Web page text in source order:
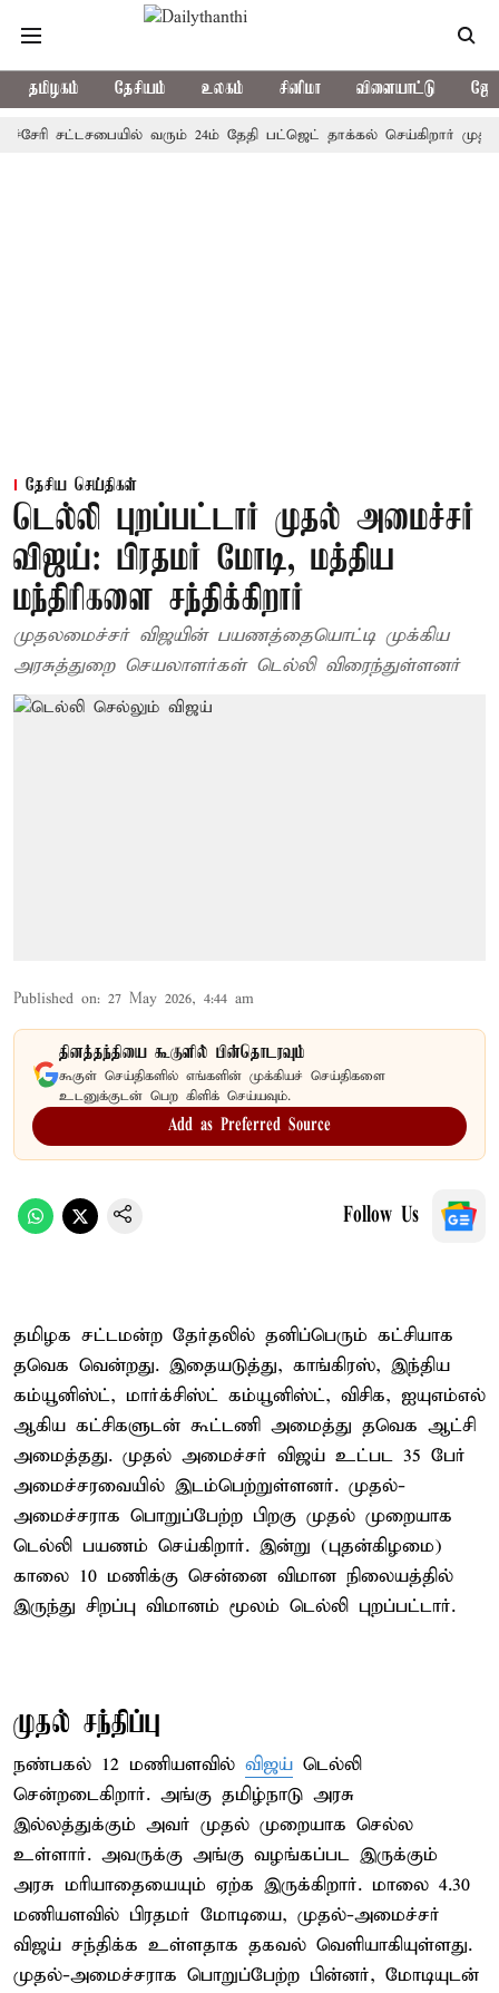
தமிழகம் தேசியம் உலகம் சினிமா விளையாட்டு
சட்டசபையில் வரும் 24ம் தேதி பட்ஜெட் தாக்கல் செய்கிறார் முதல்-
தேசிய செய்திகள்
டெல்லி புறப்பட்டார் முதல் அமைச்சர்
விஜய்: பிரதமர் மோடி, மத்திய
மந்திரிகளை சந்திக்கிறார்
முதலமைச்சர் விஜயின் பயணத்தையொட்டி முக்கிய
அரசுத்துறை செயலாளர்கள் டெல்லி விரைந்துள்ளனர்
Published on: 27 May 2026, 4:44 am
தினத்தந்தியை கூகுளில் பின்தொடரவும்
கூகுள் செய்திகளில் எங்களின் முக்கியச் செய்திகளை
உடனுக்குடன் பெற கிளிக் செய்யவும்.
Add as Preferred Source
Follow Us
தமிழக சட்டமன்ற தேர்தலில் தனிப்பெரும் கட்சியாக
தவெக வென்றது. இதையடுத்து, காங்​கிரஸ், இந்​திய
கம்​யூனிஸ்ட், மார்க்​சிஸ்ட் கம்​யூனிஸ்ட், விசிக, ஐயுஎம்​எல்
ஆகிய கட்​சிகளு​டன் கூட்​டணி அமைத்து தவெக ஆட்சி
அமைத்​தது. முதல் அமைச்சர் விஜய் உட்பட 35 பேர்
அமைச்​சர​வை​யில் இடம்​பெற்​றுள்​ளனர். முதல்-
அமைச்சராக பொறுப்பேற்ற பிறகு முதல் முறையாக
டெல்லி பயணம் செய்கிறார். இன்று (புதன்கிழமை)
காலை 10 மணிக்கு சென்னை விமான நிலையத்தில்
இருந்து சிறப்பு விமானம் மூலம் டெல்லி புறப்பட்டார்.
முதல் சந்திப்பு
நண்பகல் 12 மணியளவில் விஜய் டெல்லி
சென்றடைகிறார். அங்கு தமிழ்நாடு அரசு
இல்லத்துக்கும் அவர் முதல் முறையாக செல்ல
உள்ளார். அவருக்கு அங்கு வழங்கப்பட இருக்கும்
அரசு மரியாதையையும் ஏற்க இருக்கிறார். மாலை 4.30
மணியளவில் பிரதமர் மோடியை, முதல்-அமைச்சர்
விஜய் சந்திக்க உள்ளதாக தகவல் வெளியாகியுள்ளது.
முதல்-அமைச்சராக பொறுப்பேற்ற பின்னர், மோடியுடன்